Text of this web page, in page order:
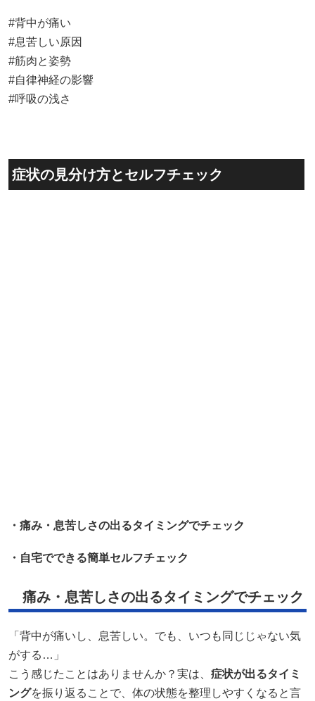
症状の見分け方とセルフチェック
がする…」
ングを振り返ることで、体の状態を整理しやすくなると言
われています。
たとえば、「動いたときに背中が痛む」「深呼吸すると違
和感が強まる」といった場合は、筋肉や肋骨まわりが関係
している可能性があるようです。一方で、「じっとしてい